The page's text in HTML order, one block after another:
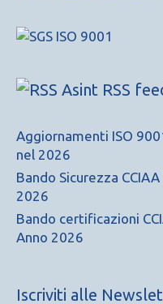
Asint RSS
Aggiornamenti ISO
nel 2026
Bando Sicurezza
2026
Bando certificazioni
Anno 2026
Iscriviti alle